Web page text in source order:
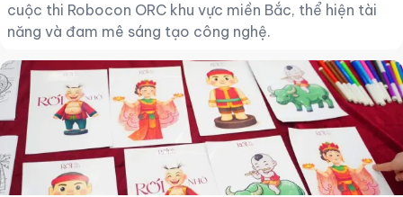
cuộc thi Robocon ORC khu vực miền Bắc, thể hiện tài
năng và đam mê sáng tạo công nghệ.